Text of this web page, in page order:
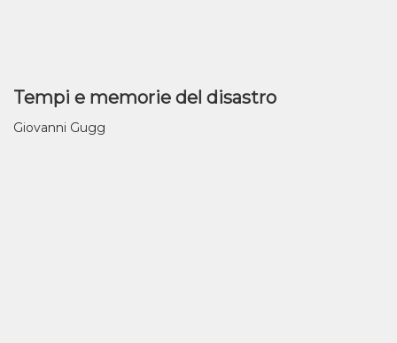
Tempi e memorie del disastro
Giovanni Gugg